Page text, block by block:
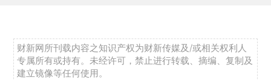
财新网所刊载内容之知识产权为财新传媒及/或相关权利人
专属所有或持有。未经许可，禁止进行转载、摘编、复制及
建立镜像等任何使用。